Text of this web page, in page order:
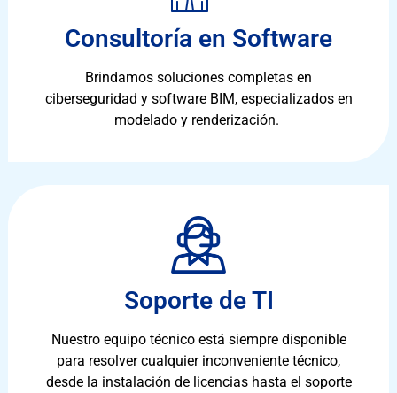
Consultoría en Software
Brindamos soluciones completas en
ciberseguridad y software BIM, especializados en
modelado y renderización.
Soporte de TI
Nuestro equipo técnico está siempre disponible
para resolver cualquier inconveniente técnico,
desde la instalación de licencias hasta el soporte